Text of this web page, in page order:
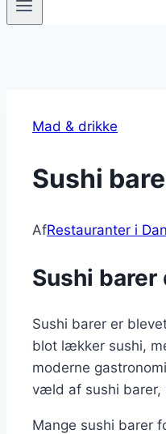
Mad & drikke
Sushi
AfRestauranter i
Sushi
Sushi barer er
blot lækker sushi,
moderne
væld af sushi barer,
Mange sushi barer